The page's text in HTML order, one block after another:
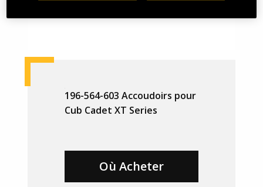
196-564-603 Accoudoirs pour
Cub Cadet XT Series
Où Acheter